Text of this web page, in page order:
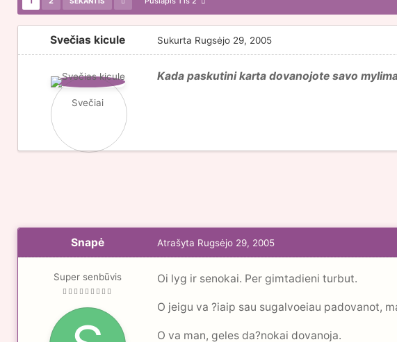
Svečias kicule
Svečiai
Sukurta Rugsėjo 29, 2005
Kada paskutini karta dovanojote savo
Snapė
Super senbūvis
Atrašyta Rugsėjo 29, 2005
Oi lyg ir senokai. Per gimtadieni turbut.
O jeigu va ?iaip sau sugalvoeiau padovanot,
O va man, geles da?nokai dovanoja.